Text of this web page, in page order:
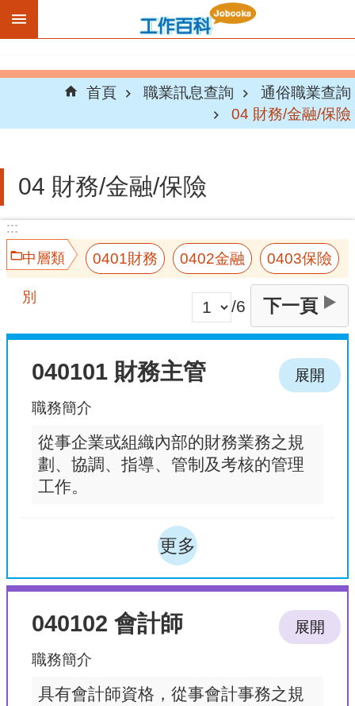
跳到主要內容區塊
首頁 職業訊息查詢
通俗職業查詢
04 財務/金融/保險
04 財務/金融/保險
:::
:::
中層類
別
0401財務 0402金融 0403保險
/6 下一頁
040101 財務主管
職務簡介
從事企業或組織內部的財務業務之規
劃、協調、指導、管制及考核的管理
工作。
更多
展開
040102 會計師
職務簡介
具有會計師資格，從事會計事務之規
展開